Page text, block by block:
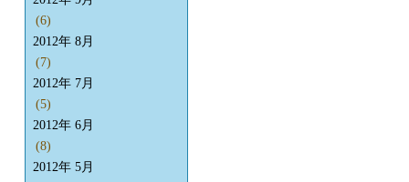
(6)
2012年 8月
(7)
2012年 7月
(5)
2012年 6月
(8)
2012年 5月